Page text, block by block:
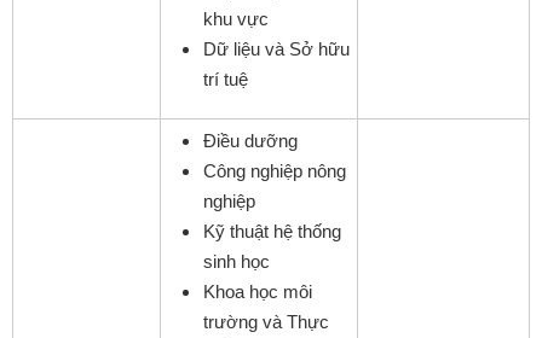
khu vực
Dữ liệu và Sở hữu
trí tuệ
Điều dưỡng
Công nghiệp nông
nghiệp
Kỹ thuật hệ thống
sinh học
Khoa học môi
trường và Thực